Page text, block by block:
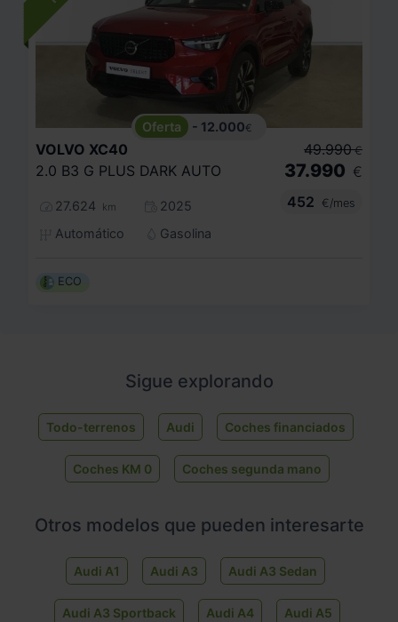
- 12.000€
VOLVO XC40
2.0 B3 G PLUS DARK AUTO
27.624 km
2025
Automático
Gasolina
49.990 €
37.990 €
452
€/mes
ECO
Sigue explorando
Todo-terrenos Audi Coches financiados
Coches KM 0 Coches segunda mano
Otros modelos que pueden interesarte
Audi A1 Audi A3 Audi A3 Sedan
Audi A3 Sportback Audi A4 Audi A5